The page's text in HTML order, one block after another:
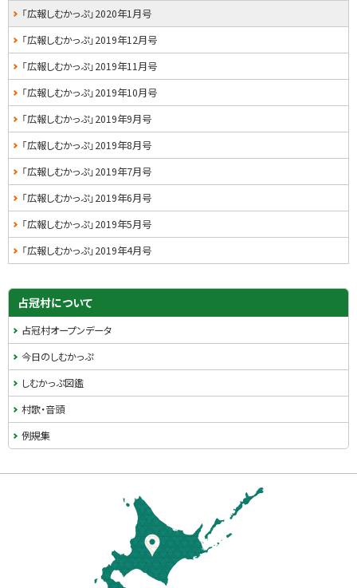
・
メ
ニ
ュ
ー
「広報しむかっぷ」2020年1月号
「広報しむかっぷ」2019年12月号
「広報しむかっぷ」2019年11月号
「広報しむかっぷ」2019年10月号
「広報しむかっぷ」2019年9月号
「広報しむかっぷ」2019年8月号
「広報しむかっぷ」2019年7月号
「広報しむかっぷ」2019年6月号
「広報しむかっぷ」2019年5月号
「広報しむかっぷ」2019年4月号
占冠村について
占冠村オープンデータ
今日のしむかっぷ
しむかっぷ図鑑
村歌・音頭
例規集